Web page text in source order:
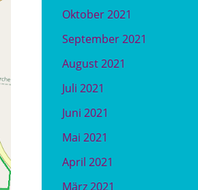
Oktober 2021
September 2021
August 2021
Juli 2021
Juni 2021
Mai 2021
April 2021
März 2021